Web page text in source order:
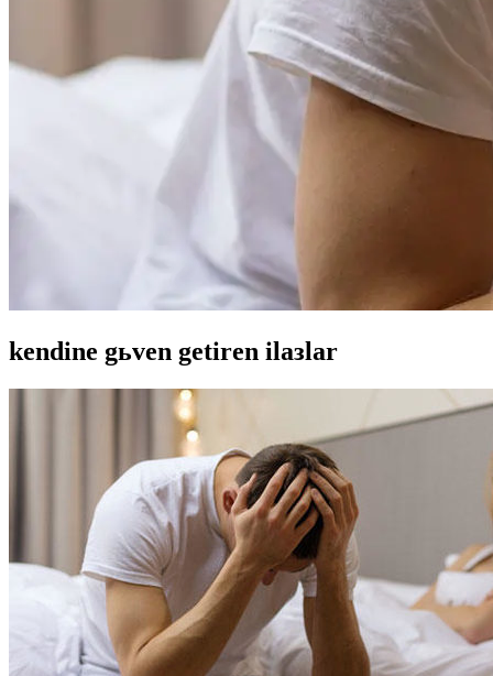
kendine gьven getiren ilaзlar